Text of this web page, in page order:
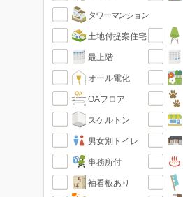
タワーマンション
土地付提案住宅
最上階
オール電化
OAフロア
スケルトン
男女別トイレ
事務所付
袖看板あり